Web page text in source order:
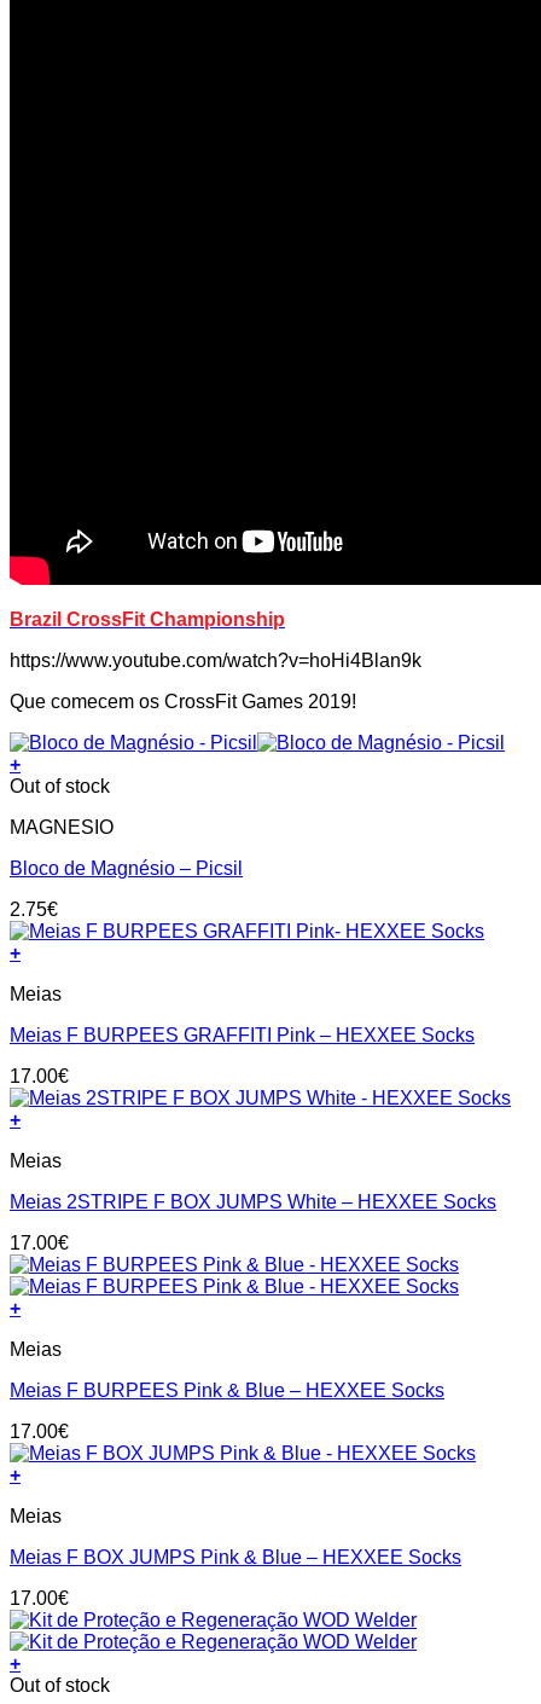
Brazil CrossFit Championship
https://www.youtube.com/watch?v=hoHi4Blan9k
Que comecem os CrossFit Games 2019!
+
Out of stock
MAGNESIO
Bloco de Magnésio – Picsil
2.75€
+
product
multiple
The
options
may
chosen
on
the
product
page
Meias
Meias F BURPEES GRAFFITI Pink – HEXXEE Socks
17.00€
+
product
multiple
The
options
may
be
on
the
product
page
Meias
Meias 2STRIPE F BOX JUMPS White – HEXXEE Socks
17.00€
+
product
multiple
The
options
may
chosen
on
the
product
page
Meias
Meias F BURPEES Pink & Blue – HEXXEE Socks
17.00€
+
product
multiple
The
options
may
be
chosen
Meias
Meias F BOX JUMPS Pink & Blue – HEXXEE Socks
17.00€
+
Out of stock